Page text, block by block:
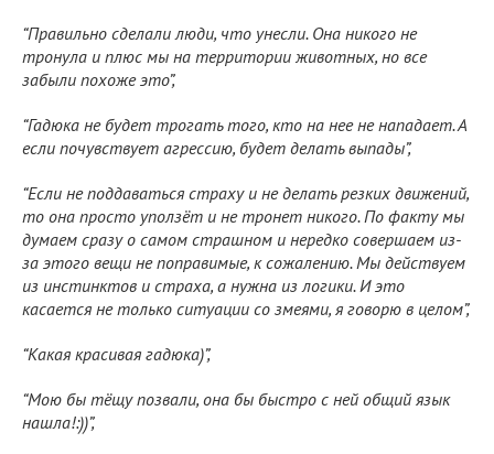
“Правильно сделали люди, что унесли. Она никого не
тронула и плюс мы на территории животных, но все
забыли похоже это”,
“Гадюка не будет трогать того, кто на нее не нападает. А
если почувствует агрессию, будет делать выпады”,
“Если не поддаваться страху и не делать резких движений,
то она просто уползёт и не тронет никого. По факту мы
думаем сразу о самом страшном и нередко совершаем из-
за этого вещи не поправимые, к сожалению. Мы действуем
из инстинктов и страха, а нужна из логики. И это
касается не только ситуации со змеями, я говорю в целом”,
“Какая красивая гадюка)”,
“Мою бы тёщу позвали, она бы быстро с ней общий язык
нашла!:))”,